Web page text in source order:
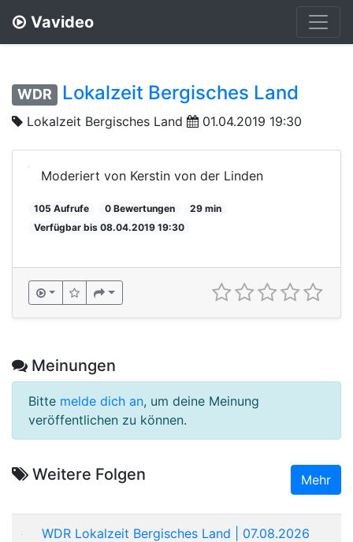
Vavideo
WDR Lokalzeit Bergisches Land
Lokalzeit Bergisches Land 01.04.2019 19:30
Moderiert von Kerstin von der Linden
105 Aufrufe 0 Bewertungen
29 min
Verfügbar bis 08.04.2019 19:30
Meinungen
Bitte melde dich an, um deine Meinung
veröffentlichen zu können.
Weitere Folgen Mehr
WDR Lokalzeit Bergisches Land | 07.08.2026